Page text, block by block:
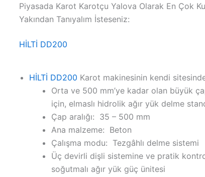
Piyasada Karot Karotçu Yalova Olarak En Çok
Yakından Tanıyalım İsteseniz:
HİLTİ DD200
HİLTİ DD200 Karot makinesinin kendi
Orta ve 500 mm’ye kadar olan büyük
için, elmaslı hidrolik ağır yük delme
Çap aralığı: 35 – 500 mm
Ana malzeme: Beton
Çalışma modu: Tezgâhlı delme sistemi
Üç devirli dişli sistemine ve pratik
soğutmalı ağır yük güç ünitesi